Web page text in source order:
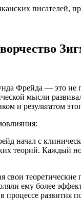
писателей,
Фрейда — это не
мысли
и результатом
начал с
теорий. Каждый
свои
ему более
процессе развития